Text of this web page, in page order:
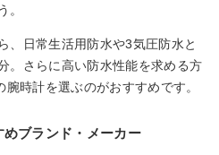
。
、日常生活用防水や3気圧防水と
。さらに高い防水性能を求める方
時計を選ぶのがおすすめです。
ブランド・メーカー